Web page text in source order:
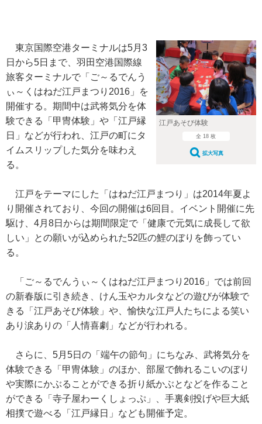
江戸あそび体験
全 18 枚
拡大写真
東京国際空港ターミナルは5月3
日から5日まで、羽田空港国際線
旅客ターミナルで「ご～るでんう
ぃ～くはねだ江戸まつり2016」を
開催する。期間中は武将気分を体
験できる「甲冑体験」や「江戸縁
日」などが行われ、江戸の町にタ
イムスリップした気分を味わえ
る。
江戸をテーマにした「はねだ江戸まつり」は2014年夏よ
り開催されており、今回の開催は6回目。イベント開催に先
駆け、4月8日からは期間限定で「健康で元気に成長して欲
しい」との願いが込められた52匹の鯉のぼりを飾ってい
る。
「ご～るでんうぃ～くはねだ江戸まつり2016」では前回
の新春版に引き続き、けん玉やカルタなどの遊びが体験で
きる「江戸あそび体験」や、愉快な江戸人たちによる笑い
あり涙ありの「人情喜劇」などが行われる。
さらに、5月5日の「端午の節句」にちなみ、武将気分を
体験できる「甲冑体験」のほか、部屋で飾れるこいのぼり
や実際にかぶることができる折り紙かぶとなどを作ること
ができる「寺子屋わーくしょっぷ」、手裏剣投げや巨大紙
相撲で遊べる「江戸縁日」なども開催予定。